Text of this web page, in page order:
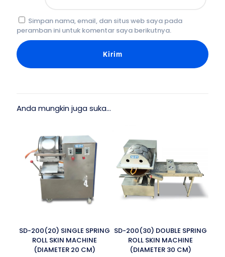
Simpan nama, email, dan situs web saya pada
peramban ini untuk komentar saya berikutnya.
Anda mungkin juga suka…
SD-200(20) SINGLE SPRING
ROLL SKIN MACHINE
(DIAMETER 20 CM)
SD-200(30) DOUBLE SPRING
ROLL SKIN MACHINE
(DIAMETER 30 CM)